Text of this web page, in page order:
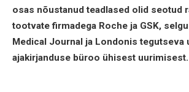
osas nõustanud teadlased olid seotud
tootvate firmadega Roche ja GSK,
Medical Journal ja Londonis tegutseva
ajakirjanduse büroo ühisest uurimisest.